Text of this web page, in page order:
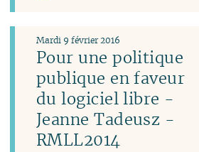
Pour une politique
publique en faveur
du logiciel libre -
Jeanne Tadeusz -
RMLL2014
Mardi 9 février 2016